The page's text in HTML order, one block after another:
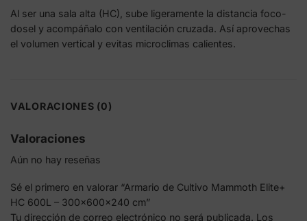
Al ser una sala alta (HC), sube ligeramente la distancia foco-
dosel y acompáñalo con ventilación cruzada. Así aprovechas
el volumen vertical y evitas microclimas calientes.
VALORACIONES (0)
Valoraciones
Aún no hay reseñas
Sé el primero en valorar “Armario de Cultivo Mammoth Elite+
HC 600L – 300×600×240 cm”
Tu dirección de correo electrónico no será publicada. Los